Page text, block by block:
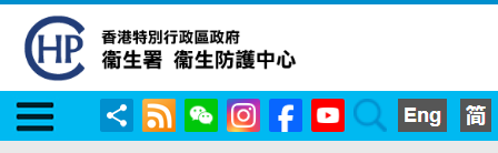
Menu
分
享
RSS WeChatInstagramFacebookYouTubeSearch